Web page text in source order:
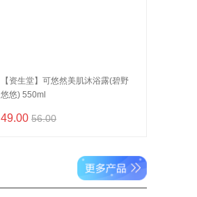
【资生堂】可悠然美肌沐浴露(碧野
悠悠) 550ml
49.00 56.00